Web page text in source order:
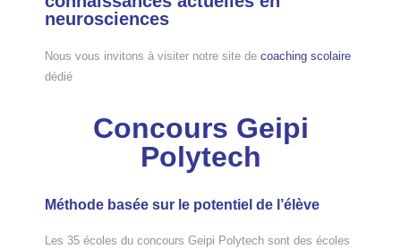
neurosciences
Nous vous invitons à visiter notre site decoaching scolaire
dédié
Concours Geipi
Polytech
Méthode basée sur le potentiel de l’élève​
Les 35 écoles du concours Geipi Polytech sont des écoles